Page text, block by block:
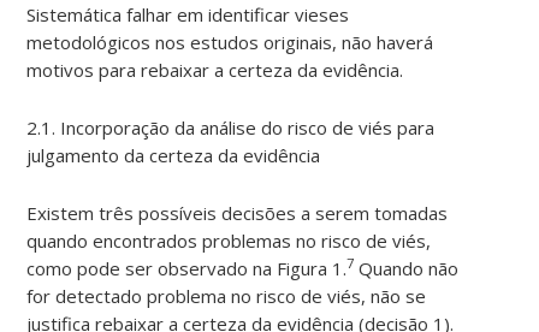
Sistemática falhar em identificar vieses
metodológicos nos estudos originais, não haverá
motivos para rebaixar a certeza da evidência.
2.1. Incorporação da análise do risco de viés para
julgamento da certeza da evidência
Existem três possíveis decisões a serem tomadas
quando encontrados problemas no risco de viés,
como pode ser observado na Figura 1.7 Quando não
for detectado problema no risco de viés, não se
justifica rebaixar a certeza da evidência (decisão 1).